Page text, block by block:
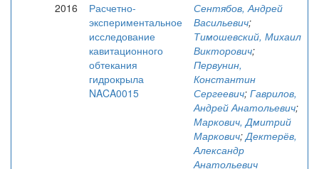
2016
Расчетно-
экспериментальное
исследование
кавитационного
обтекания
гидрокрыла
NACA0015
Сентябов, Андрей
Васильевич;
Тимошевский, Михаил
Викторович;
Первунин,
Константин
Сергеевич; Гаврилов,
Андрей Анатольевич;
Маркович, Дмитрий
Маркович;Дектерёв,
Александр
Анатольевич